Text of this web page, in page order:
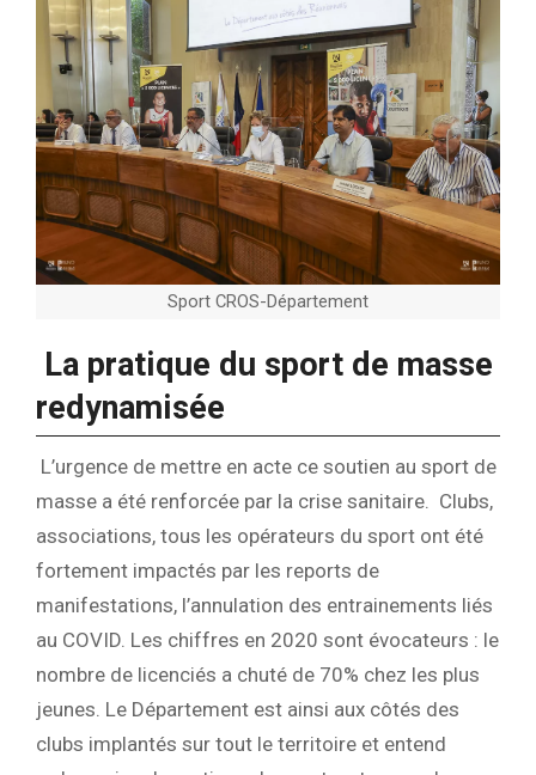
Sport CROS-Département
La pratique du sport de masse
redynamisée
L’urgence de mettre en acte ce soutien au sport de
masse a été renforcée par la crise sanitaire. Clubs,
associations, tous les opérateurs du sport ont été
fortement impactés par les reports de
manifestations, l’annulation des entrainements liés
au COVID. Les chiffres en 2020 sont évocateurs : le
nombre de licenciés a chuté de 70% chez les plus
jeunes. Le Département est ainsi aux côtés des
clubs implantés sur tout le territoire et entend